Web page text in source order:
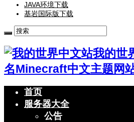
JAVA环境下载
基岩国际版下载
我的世
名Minecraft中文主题网
首页
服务器大全
公告